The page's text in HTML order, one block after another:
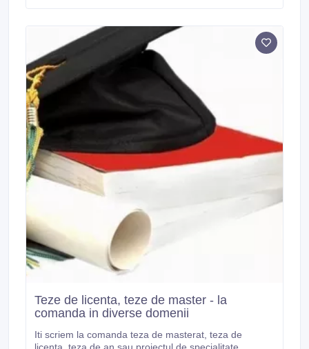
Teze de licenta, teze de master - la
comanda in diverse domenii
Iti scriem la comanda teza de masterat, teza de